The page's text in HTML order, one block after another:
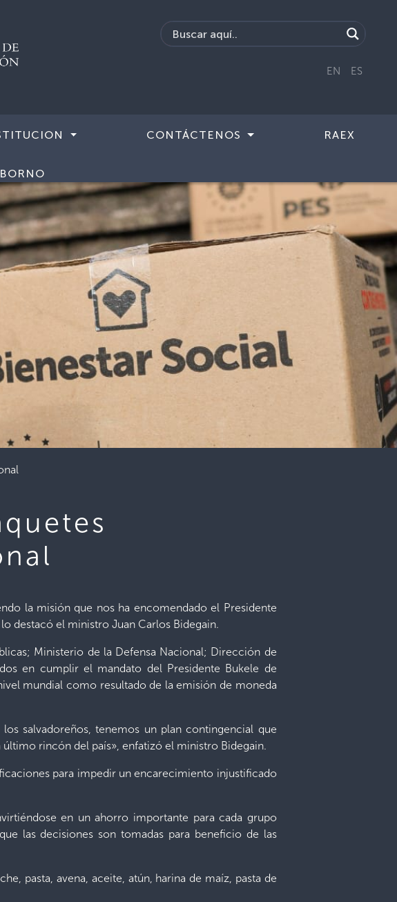
EN ES
CONTÁCTENOS RAEX
la misión que nos ha encomendado el Presidente
destacó el ministro Juan Carlos Bidegain.
Ministerio de la Defensa Nacional; Dirección de
en cumplir el mandato del Presidente Bukele de
mundial como resultado de la emisión de moneda
salvadoreños, tenemos un plan contingencial que
rincón del país», enfatizó el ministro Bidegain.
para impedir un encarecimiento injustificado
en un ahorro importante para cada grupo
las decisiones son tomadas para beneficio de las
pasta, avena, aceite, atún, harina de maíz, pasta de